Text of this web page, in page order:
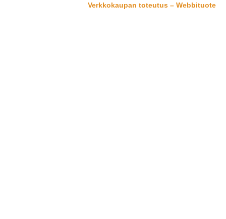
Verkkokaupan toteutus – Webbituote